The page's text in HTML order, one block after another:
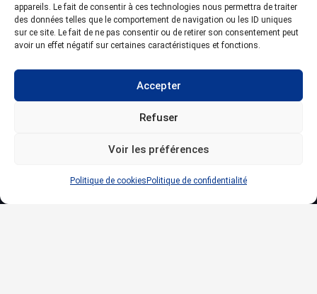
appareils. Le fait de consentir à ces technologies nous permettra de traiter
des données telles que le comportement de navigation ou les ID uniques
sur ce site. Le fait de ne pas consentir ou de retirer son consentement peut
avoir un effet négatif sur certaines caractéristiques et fonctions.
Accepter
Refuser
Voir les préférences
Politique de cookies Politique de confidentialité
16, rue Pierre ADT ZAC d’Atton 54700 ATTON – France
accueil@climatair.fr
03 83 81 46 00
Nos rubriques